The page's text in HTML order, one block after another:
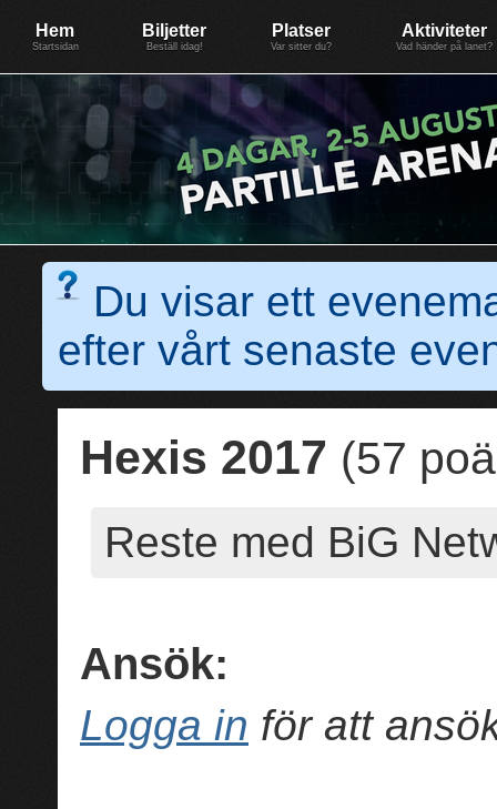
Hem
Startsidan
Biljetter
Beställ idag!
Platser
Var sitter du?
Aktiviteter
Vad händer på lanet?
Du visar ett
efter vårt senaste
Hexis 2017 (57
Reste med BiG
Ansök:
Logga in för att